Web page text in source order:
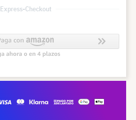
Express-Checkout